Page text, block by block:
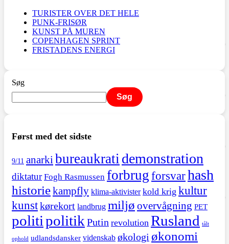
TURISTER OVER DET HELE
PUNK-FRISØR
KUNST PÅ MUREN
COPENHAGEN SPRINT
FRISTADENS ENERGI
Søg
Søg
Først med det sidste
9/11 anarki bureaukrati demonstration
diktatur Fogh Rasmussen forbrugforsvarhash
historiekampfly klima-aktivister kold krig kultur
kunstkørekort landbrug miljø overvågning PET
politipolitik Putin revolution Rusland tålt
ophold udlandsdansker videnskab økologi økonomi